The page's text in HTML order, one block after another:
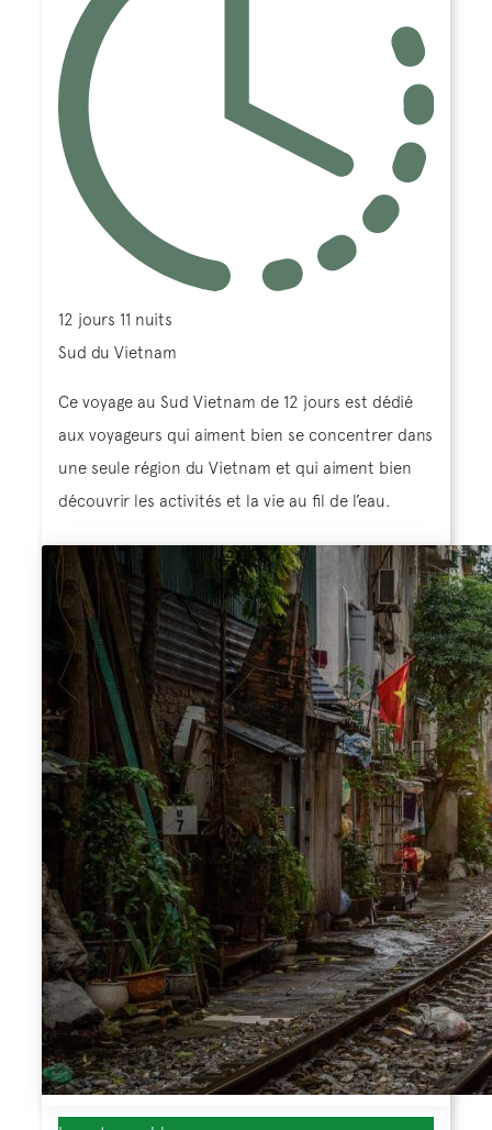
12 jours 11 nuits
Sud du Vietnam
Ce voyage au Sud Vietnam de 12 jours est dédié
aux voyageurs qui aiment bien se concentrer dans
une seule région du Vietnam et qui aiment bien
découvrir les activités et la vie au fil de l’eau.